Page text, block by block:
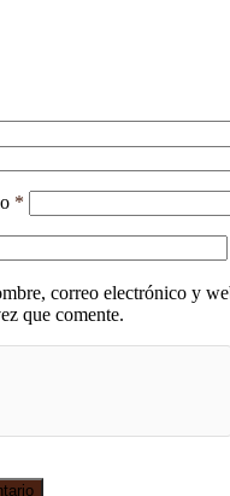
*
correo electrónico y
que comente.